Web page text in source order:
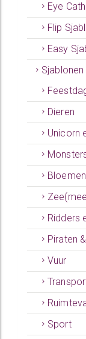
Eye
Flip
Easy
Dieren
Unicorn
Ridders
Piraten
Vuur
Sport